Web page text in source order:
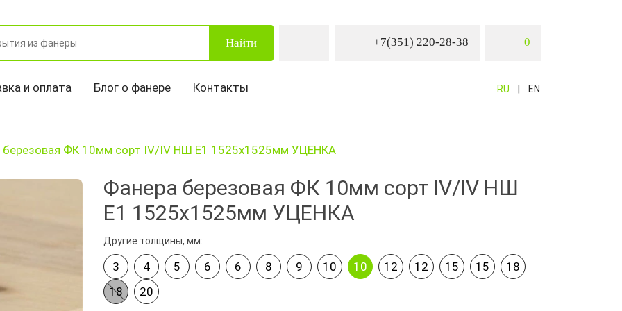
Найти +7(351) 220-28-38 0
и оплата Блог о фанере Контакты RU EN
березовая ФК 10мм сорт IV/IV НШ Е1 1525х1525мм УЦЕНКА
Фанера березовая ФК 10мм сорт IV/IV НШ
Е1 1525х1525мм УЦЕНКА
Другие толщины, мм:
3 4 5 6 6 8 9 10 10 12 12 15 15
18
18
20